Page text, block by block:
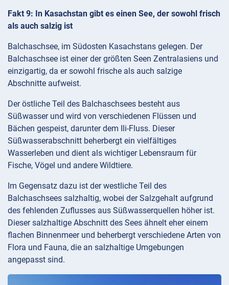
Fakt 9: In Kasachstan gibt es einen See, der sowohl frisch
als auch salzig ist
Balchaschsee, im Südosten Kasachstans gelegen. Der
Balchaschsee ist einer der größten Seen Zentralasiens und
einzigartig, da er sowohl frische als auch salzige
Abschnitte aufweist.
Der östliche Teil des Balchaschsees besteht aus
Süßwasser und wird von verschiedenen Flüssen und
Bächen gespeist, darunter dem Ili-Fluss. Dieser
Süßwasserabschnitt beherbergt ein vielfältiges
Wasserleben und dient als wichtiger Lebensraum für
Fische, Vögel und andere Wildtiere.
Im Gegensatz dazu ist der westliche Teil des
Balchaschsees salzhaltig, wobei der Salzgehalt aufgrund
des fehlenden Zuflusses aus Süßwasserquellen höher ist.
Dieser salzhaltige Abschnitt des Sees ähnelt eher einem
flachen Binnenmeer und beherbergt verschiedene Arten von
Flora und Fauna, die an salzhaltige Umgebungen
angepasst sind.